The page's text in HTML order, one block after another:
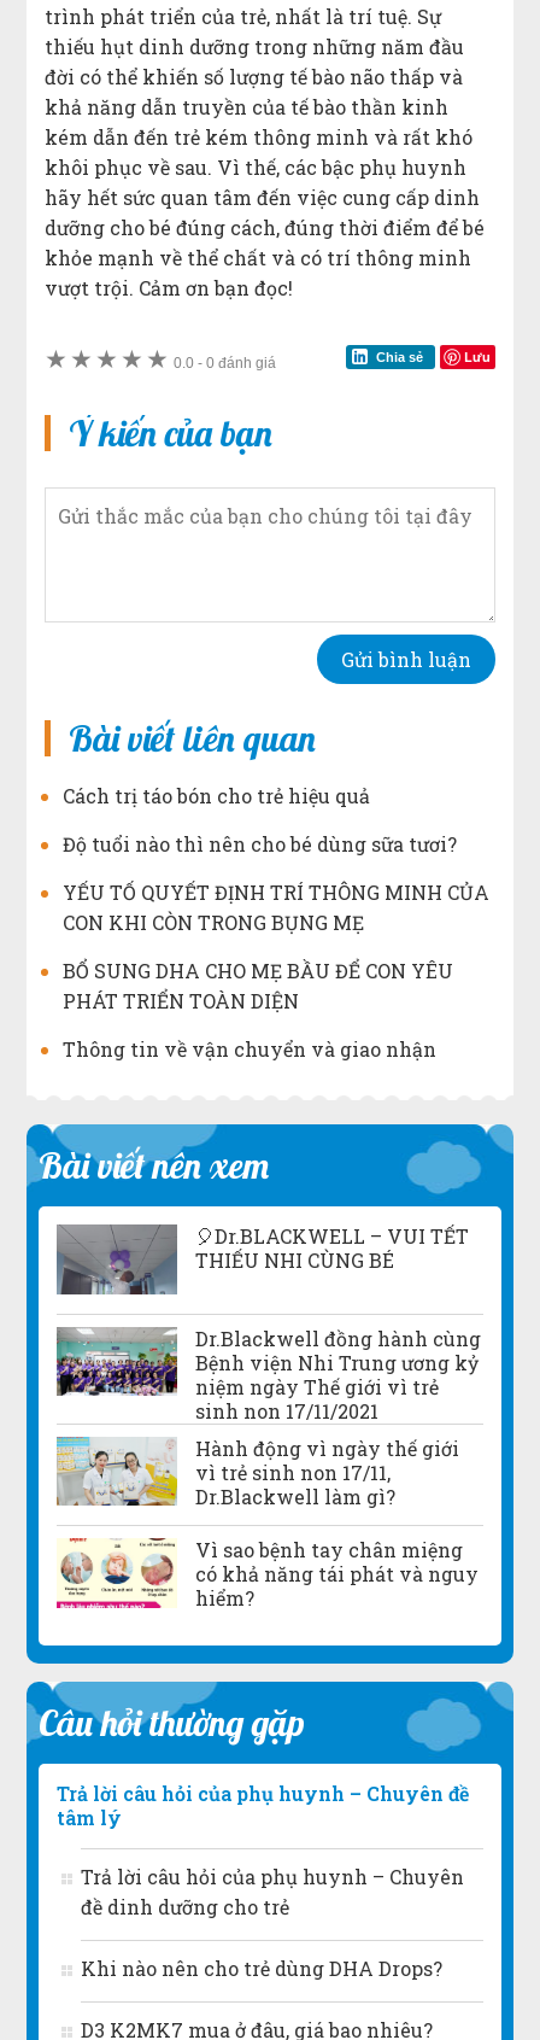
trình phát triển của trẻ, nhất là trí tuệ. Sự
thiếu hụt dinh dưỡng trong những năm đầu
đời có thể khiến số lượng tế bào não thấp và
khả năng dẫn truyền của tế bào thần kinh
kém dẫn đến trẻ kém thông minh và rất khó
khôi phục về sau. Vì thế, các bậc phụ huynh
hãy hết sức quan tâm đến việc cung cấp dinh
dưỡng cho bé đúng cách, đúng thời điểm để bé
khỏe mạnh về thể chất và có trí thông minh
vượt trội. Cảm ơn bạn đọc!
★ ★ ★ ★ ★ 0.0- 0 đánh giá Chia sẻ Lưu
Ý kiến của bạn
Bài viết liên quan
Cách trị táo bón cho trẻ hiệu quả
Độ tuổi nào thì nên cho bé dùng sữa tươi?
YẾU TỐ QUYẾT ĐỊNH TRÍ THÔNG MINH CỦA
CON KHI CÒN TRONG BỤNG MẸ
BỔ SUNG DHA CHO MẸ BẦU ĐỂ CON YÊU
PHÁT TRIỂN TOÀN DIỆN
Thông tin về vận chuyển và giao nhận
Bài viết nên xem
🎈Dr.BLACKWELL – VUI TẾT
THIẾU NHI CÙNG BÉ
Dr.Blackwell đồng hành cùng
Bệnh viện Nhi Trung ương kỷ
niệm ngày Thế giới vì trẻ
sinh non 17/11/2021
Hành động vì ngày thế giới
vì trẻ sinh non 17/11,
Dr.Blackwell làm gì?
Vì sao bệnh tay chân miệng
có khả năng tái phát và nguy
hiểm?
Câu hỏi thường gặp
Trả lời câu hỏi của phụ huynh – Chuyên đề
tâm lý
Trả lời câu hỏi của phụ huynh – Chuyên
đề dinh dưỡng cho trẻ
Khi nào nên cho trẻ dùng DHA Drops?
D3 K2MK7 mua ở đâu, giá bao nhiêu?